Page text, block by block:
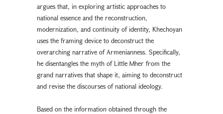
argues that, in exploring artistic approaches to
national essence and the reconstruction,
modernization, and continuity of identity, Khechoyan
uses the framing device to deconstruct the
overarching narrative of Armenianness. Specifically,
he disentangles the myth of Little Mher from the
grand narratives that shape it, aiming to deconstruct
and revise the discourses of national ideology.
Based on the information obtained through the